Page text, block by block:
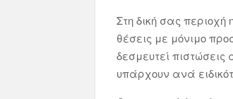
Στη δική σας
θέσεις με μόνιμο
δεσμευτεί
υπάρχουν ανά